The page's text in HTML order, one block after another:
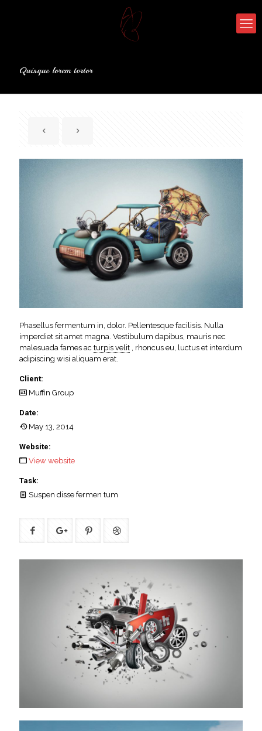
Quisque lorem tortor
Phasellus fermentum in, dolor. Pellentesque facilisis. Nulla
imperdiet sit amet magna. Vestibulum dapibus, mauris nec
malesuada fames ac turpis velit , rhoncus eu, luctus et interdum
adipiscing wisi aliquam erat.
Client:
Muffin Group
Date:
May 13, 2014
Website:
View website
Task:
Suspen disse fermen tum